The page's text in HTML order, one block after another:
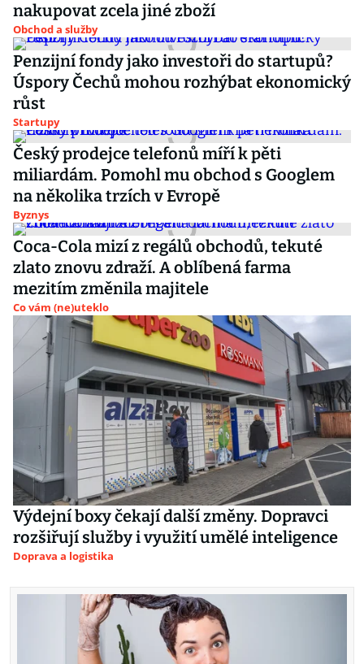
nakupovat zcela jiné zboží
Obchod a služby
Penzijní fondy jako investoři do startupů?
Úspory Čechů mohou rozhýbat ekonomický
růst
Startupy
Český prodejce telefonů míří k pěti
miliardám. Pomohl mu obchod s Googlem
na několika trzích v Evropě
Byznys
Coca-Cola mizí z regálů obchodů, tekuté
zlato znovu zdraží. A oblíbená farma
mezitím změnila majitele
Co vám (ne)uteklo
Výdejní boxy čekají další změny. Dopravci
rozšiřují služby i využití umělé inteligence
Doprava a logistika